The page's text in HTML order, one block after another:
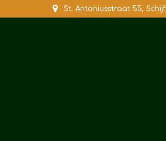
St. Antoniusstraat 55, Schijf